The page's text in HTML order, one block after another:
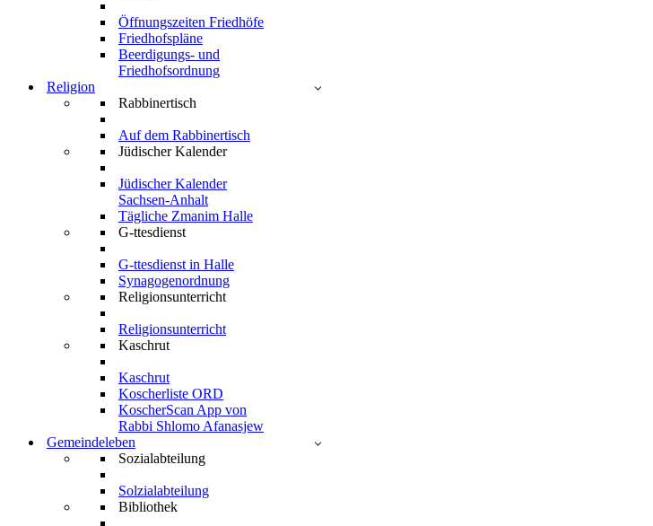
Öffnungszeiten Friedhöfe
Friedhofspläne
Beerdigungs- und
Friedhofsordnung
Religion
Rabbinertisch
Auf dem Rabbinertisch
Jüdischer Kalender
Jüdischer Kalender
Sachsen-Anhalt
Tägliche Zmanim Halle
G-ttesdienst
G-ttesdienst in Halle
Synagogenordnung
Religionsunterricht
Religionsunterricht
Kaschrut
Kaschrut
Koscherliste ORD
KoscherScan App von
Rabbi Shlomo Afanasjew
Gemeindeleben
Sozialabteilung
Solzialabteilung
Bibliothek